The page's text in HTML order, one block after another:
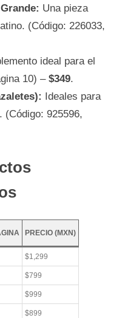
Una pieza
(Código: 226033,
ideal para el
10) – $349.
Ideales para
(Código: 925596,
PRECIO (MXN)
$1,299
$799
$999
$899